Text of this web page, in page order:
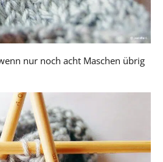
nur noch acht Maschen übrig